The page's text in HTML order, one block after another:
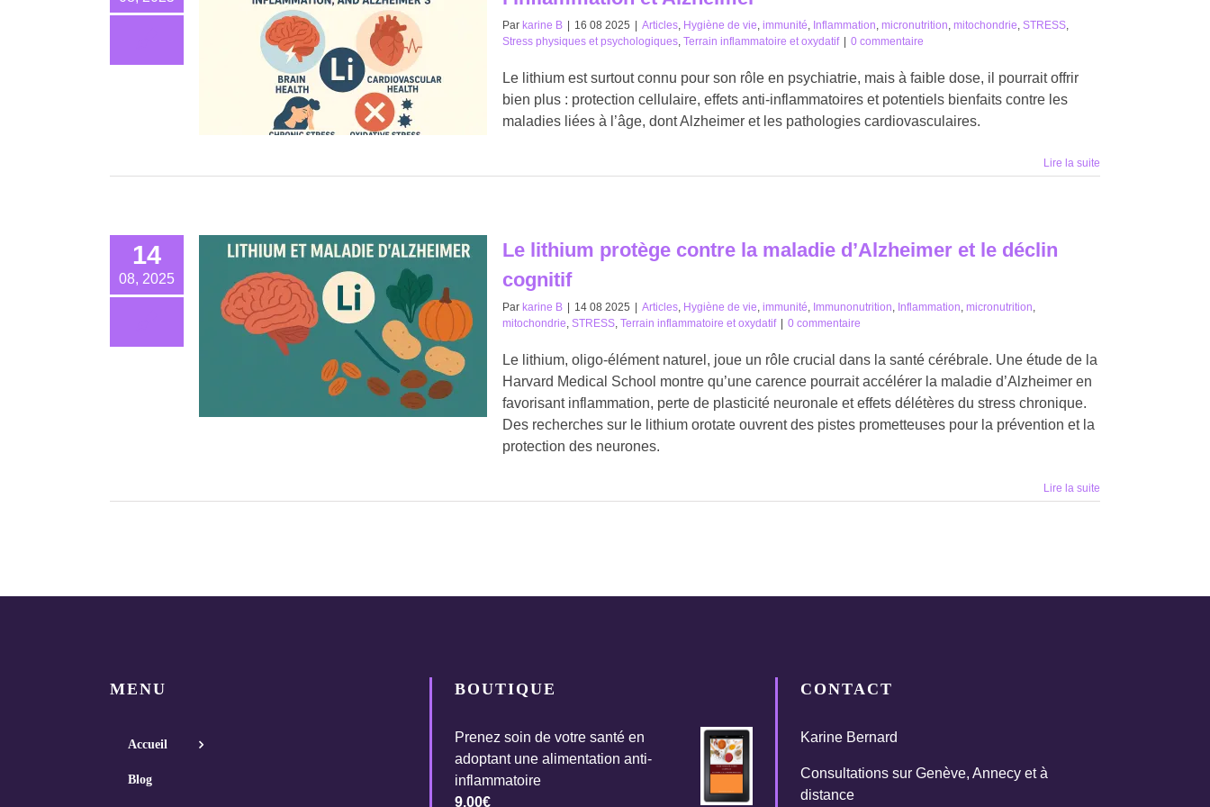
Par karine B 16 08 2025 Articles, Hygiène de vie, immunité, Inflammation, micronutrition, mitochondrie, STRESS,
Stress physiques et psychologiques, Terrain inflammatoire et oxydatif 0 commentaire
Le lithium est surtout connu pour son rôle en psychiatrie, mais à faible dose, il pourrait offrir
bien plus : protection cellulaire, effets anti-inflammatoires et potentiels bienfaits contre les
maladies liées à l’âge, dont Alzheimer et les pathologies cardiovasculaires.
Lire la suite
14
08, 2025
Le lithium protège contre la maladie d’Alzheimer et le déclin
cognitif
Par karine B 14 08 2025 Articles, Hygiène de vie, immunité, Immunonutrition, Inflammation, micronutrition,
mitochondrie, STRESS, Terrain inflammatoire et oxydatif 0 commentaire
Le lithium, oligo-élément naturel, joue un rôle crucial dans la santé cérébrale. Une étude de la
Harvard Medical School montre qu’une carence pourrait accélérer la maladie d’Alzheimer en
favorisant inflammation, perte de plasticité neuronale et effets délétères du stress chronique.
Des recherches sur le lithium orotate ouvrent des pistes prometteuses pour la prévention et la
protection des neurones.
Lire la suite
MENU
Accueil
Blog
BOUTIQUE
Prenez soin de votre santé en
adoptant une alimentation anti-
inflammatoire
9.00€
CONTACT
Karine Bernard
Consultations sur Genève, Annecy et à
distance